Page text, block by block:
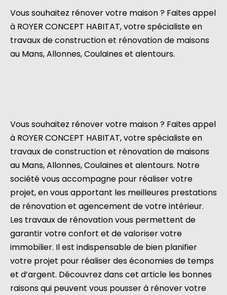
Vous souhaitez rénover votre maison ? Faites appel
à ROYER CONCEPT HABITAT, votre spécialiste en
travaux de construction et rénovation de maisons
au Mans, Allonnes, Coulaines et alentours.
Vous souhaitez rénover votre maison ? Faites appel
à ROYER CONCEPT HABITAT, votre spécialiste en
travaux de construction et rénovation de maisons
au Mans, Allonnes, Coulaines et alentours. Notre
société vous accompagne pour réaliser votre
projet, en vous apportant les meilleures prestations
de rénovation et agencement de votre intérieur.
Les travaux de rénovation vous permettent de
garantir votre confort et de valoriser votre
immobilier. Il est indispensable de bien planifier
votre projet pour réaliser des économies de temps
et d’argent. Découvrez dans cet article les bonnes
raisons qui peuvent vous pousser à rénover votre